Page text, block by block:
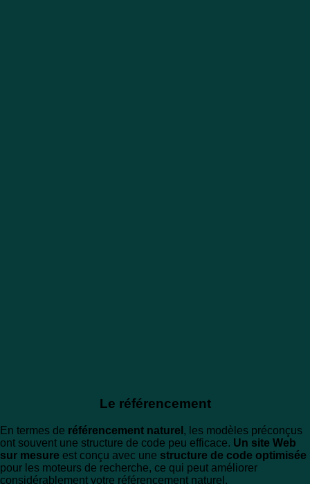
Le référencement
En termes de référencement naturel , les modèles préconçus
ont souvent une structure de code peu efficace. Un site Web
sur mesure est conçu avec une structure de code optimisée
pour les moteurs de recherche, ce qui peut améliorer
considérablement votre référencement naturel.